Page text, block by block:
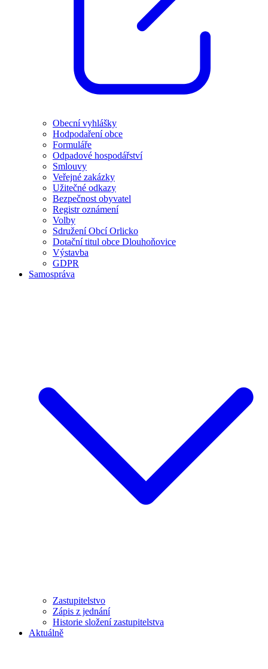
Obecní vyhlášky
Hodpodaření obce
Formuláře
Odpadové hospodářství
Smlouvy
Veřejné zakázky
Užitečné odkazy
Bezpečnost obyvatel
Registr oznámení
Volby
Sdružení Obcí Orlicko
Dotační titul obce Dlouhoňovice
Výstavba
GDPR
Samospráva
Zastupitelstvo
Zápis z jednání
Historie složení zastupitelstva
Aktuálně